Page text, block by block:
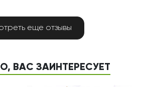
всяких похвал: и цветы свежие
и доставили как и просил,
23.04.2025
еще отзывы
ВАС ЗАИНТЕРЕСУЕТ